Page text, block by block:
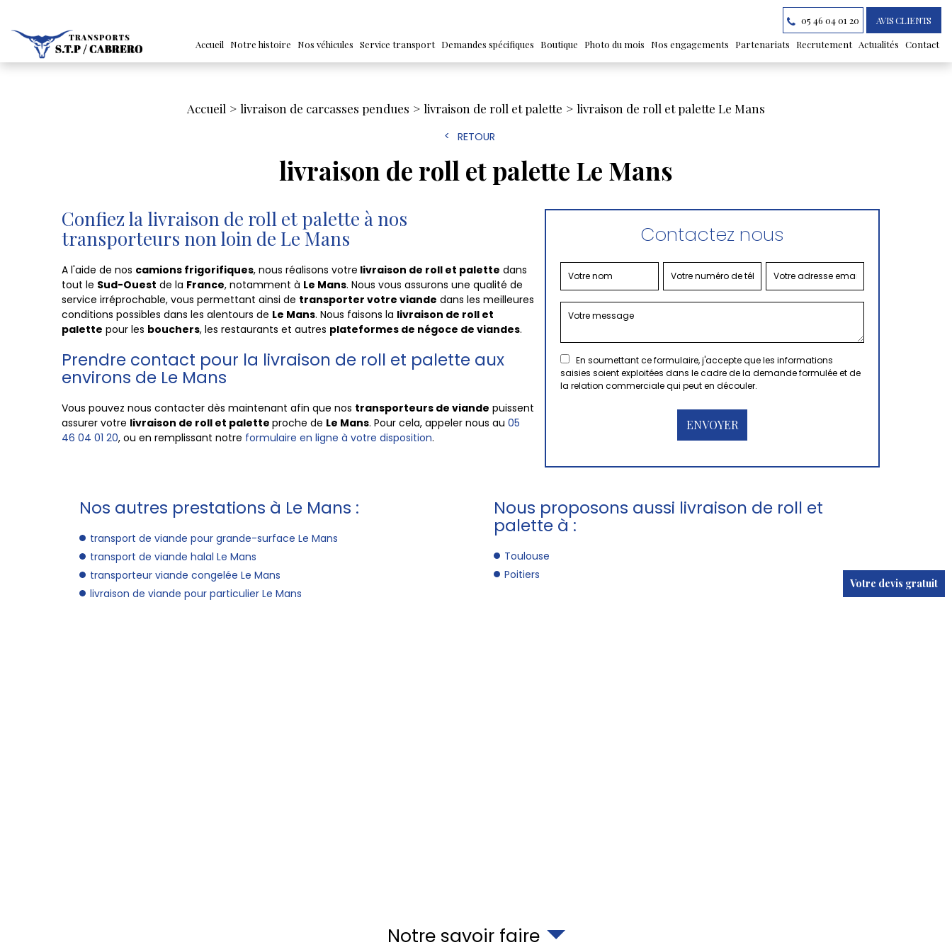
Accueil Notre histoire Nos véhicules Service transport Demandes spécifiques Boutique Photo du mois Nos engagements Partenariats Recrutement Actualités Contact
05 46 04 01 20 AVIS CLIENTS
Accueil livraison de carcasses pendues livraison de roll et palette livraison de roll et palette Le Mans
RETOUR
livraison de roll et palette Le Mans
Confiez la livraison de roll et palette à nos
transporteurs non loin de Le Mans
A l'aide de nos camions frigorifiques, nous réalisons votre livraison de roll et palette dans
tout le Sud-Ouest de la France, notamment à Le Mans. Nous vous assurons une qualité de
service irréprochable, vous permettant ainsi de transporter votre viande dans les meilleures
conditions possibles dans les alentours de Le Mans. Nous faisons la livraison de roll et
palette pour les bouchers, les restaurants et autres plateformes de négoce de viandes.
Prendre contact pour la livraison de roll et palette aux
environs de Le Mans
Vous pouvez nous contacter dès maintenant afin que nos transporteurs de viande puissent
assurer votre livraison de roll et palette proche de Le Mans. Pour cela, appeler nous au 05
46 04 01 20, ou en remplissant notre formulaire en ligne à votre disposition.
Contactez nous
En soumettant ce formulaire, j'accepte que les informations
saisies soient exploitées dans le cadre de la demande formulée et de
la relation commerciale qui peut en découler.
Nos autres prestations à Le Mans :
transport de viande pour grande-surface Le Mans
transport de viande halal Le Mans
transporteur viande congelée Le Mans
livraison de viande pour particulier Le Mans
Nous proposons aussi livraison de roll et
palette à :
Toulouse
Poitiers
Votre devis gratuit
Notre savoir faire